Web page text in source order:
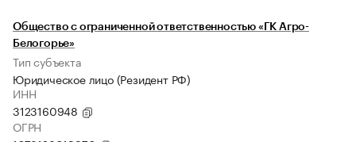
Общество с ограниченной ответственностью «ГК Агро-
Белогорье»
Тип субъекта
Юридическое лицо (Резидент РФ)
ИНН
3123160948
ОГРН